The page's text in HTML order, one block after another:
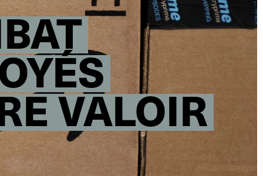
VALOIR